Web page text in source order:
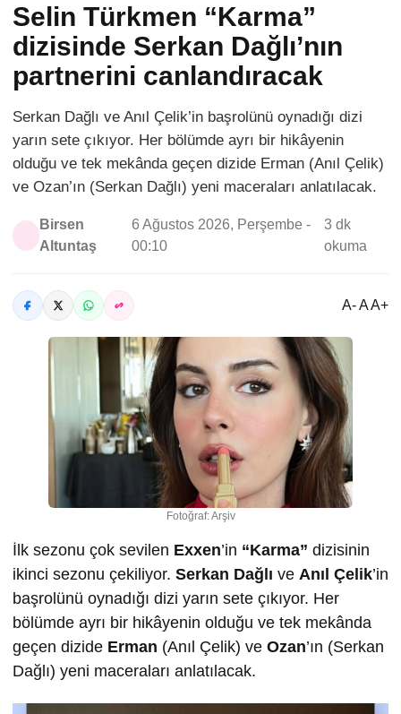
Selin Türkmen “Karma”
dizisinde Serkan Dağlı’nın
partnerini canlandıracak
Serkan Dağlı ve Anıl Çelik’in başrolünü oynadığı dizi
yarın sete çıkıyor. Her bölümde ayrı bir hikâyenin
olduğu ve tek mekânda geçen dizide Erman (Anıl Çelik)
ve Ozan’ın (Serkan Dağlı) yeni maceraları anlatılacak.
Birsen
Altuntaş
6 Ağustos 2026, Perşembe -
00:10
3 dk
okuma
A- A A+
Fotoğraf: Arşiv
İlk sezonu çok sevilen Exxen’in “Karma” dizisinin
ikinci sezonu çekiliyor. Serkan Dağlı ve Anıl Çelik’in
başrolünü oynadığı dizi yarın sete çıkıyor. Her
bölümde ayrı bir hikâyenin olduğu ve tek mekânda
geçen dizide Erman (Anıl Çelik) ve Ozan’ın (Serkan
Dağlı) yeni maceraları anlatılacak.